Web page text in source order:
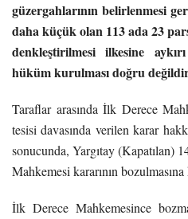
güzergahlarının belirlenmesi
daha küçük olan 113 ada 23
denkleştirilmesi ilkesine
hüküm kurulması doğru
Taraflar arasında İlk Derece
tesisi davasında verilen karar
sonucunda, Yargıtay (Kapatılan)
Mahkemesi kararının
İlk Derece Mahkemesince